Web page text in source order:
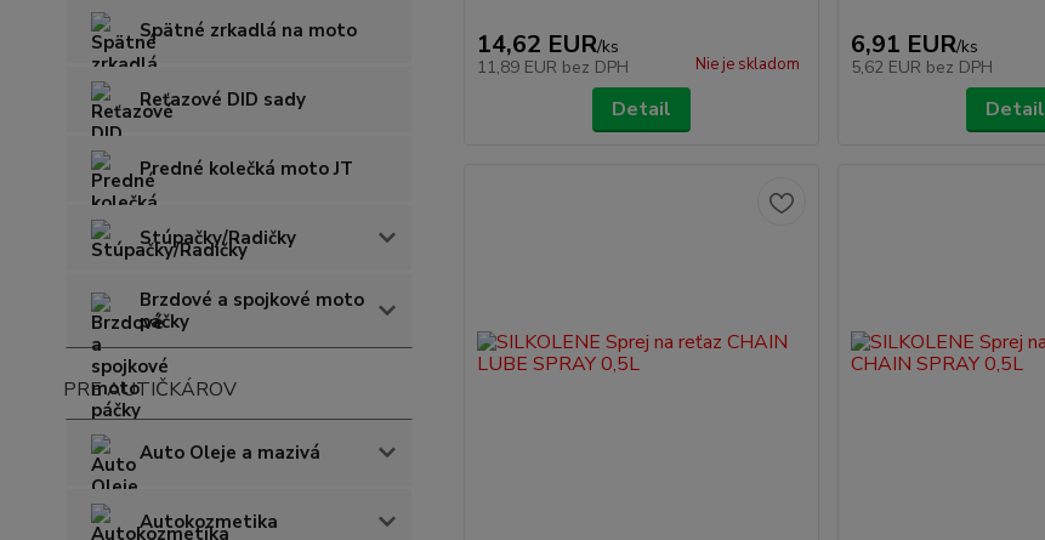
Spätné zrkadlá na moto
Reťazové DID sady
Predné kolečká moto JT
Stúpačky/Radičky
Brzdové a spojkové moto
páčky
PRE AUTIČKÁROV
Auto Oleje a mazivá
Autokozmetika
14,62 EUR/ks
11,89 EUR bez DPH Nie je skladom
Detail
6,91 EUR/ks
5,62 EUR bez DPH
Detail